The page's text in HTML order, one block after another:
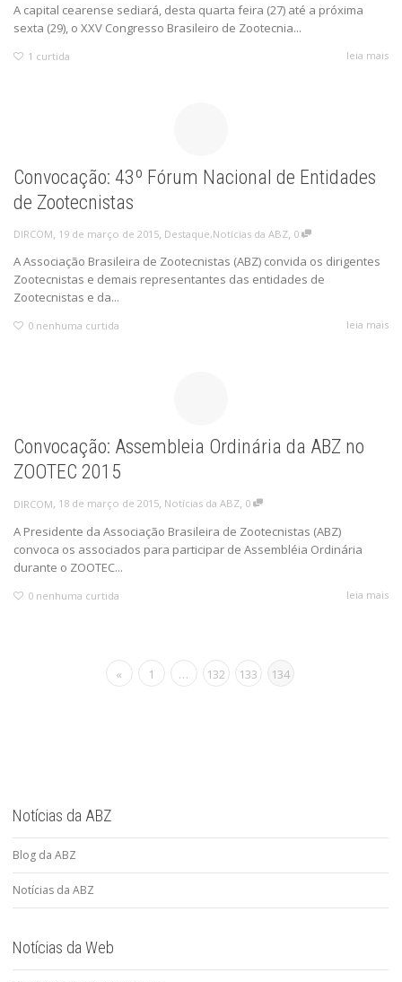
A capital cearense sediará, desta quarta feira (27) até a próxima
sexta (29), o XXV Congresso Brasileiro de Zootecnia...
1 curtida leia mais
Convocação: 43º Fórum Nacional de Entidades
de Zootecnistas
DIRCOM, 19 de março de 2015, Destaque,Notícias da ABZ, 0
A Associação Brasileira de Zootecnistas (ABZ) convida os dirigentes
Zootecnistas e demais representantes das entidades de
Zootecnistas e da...
0 nenhuma curtida leia mais
Convocação: Assembleia Ordinária da ABZ no
ZOOTEC 2015
DIRCOM, 18 de março de 2015, Notícias da ABZ, 0
A Presidente da Associação Brasileira de Zootecnistas (ABZ)
convoca os associados para participar de Assembléia Ordinária
durante o ZOOTEC...
0 nenhuma curtida leia mais
« 1 … 132 133 134
Notícias da ABZ
Blog da ABZ
Notícias da ABZ
Notícias da Web